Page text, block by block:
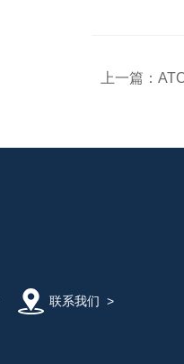
上一篇：
联系我们 >